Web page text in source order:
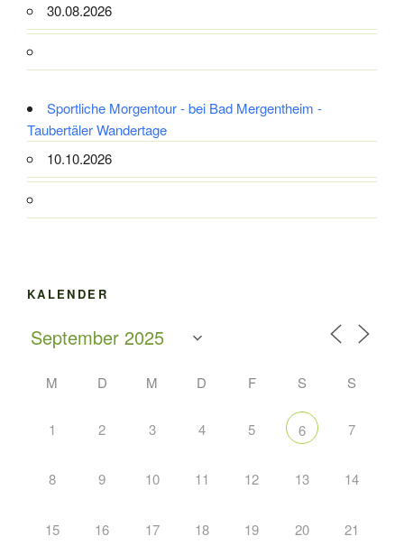
30.08.2026
Sportliche Morgentour - bei Bad Mergentheim -
Taubertäler Wandertage
10.10.2026
KALENDER
M D M D F S S
1 2 3 4 5 6 7
8 9 10 11 12 13 14
15 16 17 18 19 20 21